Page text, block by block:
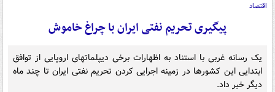
اقتصاد
پیگیری تحریم نفتی ایران با چراغ خاموش
یک رسانه غربی با استناد به اظهارات برخی دیپلماتهای اروپایی از توافق
ابتدایی این کشورها در زمینه اجرایی کردن تحریم نفتی ایران تا چند ماه
دیگر خبر داد.